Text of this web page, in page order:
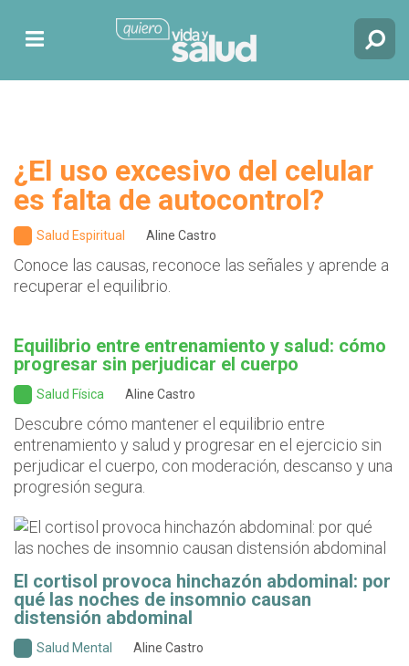
¿El uso excesivo del celular
es falta de autocontrol?
Salud Espiritual Aline Castro
Conoce las causas, reconoce las señales y aprende a
recuperar el equilibrio.
Equilibrio entre entrenamiento y salud: cómo
progresar sin perjudicar el cuerpo
Salud Física Aline Castro
Descubre cómo mantener el equilibrio entre
entrenamiento y salud y progresar en el ejercicio sin
perjudicar el cuerpo, con moderación, descanso y una
progresión segura.
El cortisol provoca hinchazón abdominal: por
qué las noches de insomnio causan
distensión abdominal
Salud Mental Aline Castro